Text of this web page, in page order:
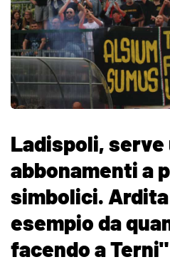
Ladispoli, serve
abbonamenti a
simbolici.
esempio da
facendo a Terni"